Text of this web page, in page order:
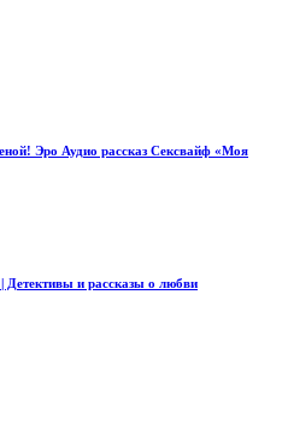
Эро Аудио рассказ Сексвайф «Моя
Детективы и рассказы о любви